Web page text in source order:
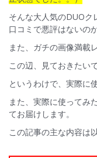
そんな大人気のDUOク
口コミで悪評はないの
また、ガチの画像満載
この辺、見ておきたい
というわけで、実際に
また、実際に使ってみ
てお届けします。
この記事の主な内容は